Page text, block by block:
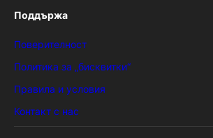
Поддържа
Поверителност
Политика за „бисквитки“
Правила и условия
Контакт с нас